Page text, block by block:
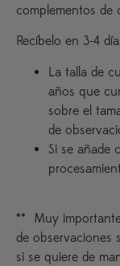
complementos de
Recíbelo en 3-4
La talla de
años que
sobre el
de
Si se añade
** Muy
de observaciones
si se quiere de